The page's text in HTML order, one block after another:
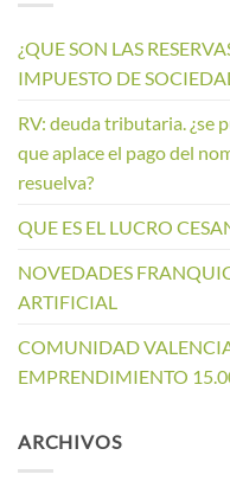
¿QUE SON LAS
IMPUESTO DE
RV: deuda tributaria. ¿se
que aplace el pago del
resuelva?
QUE ES EL LUCRO
NOVEDADES
ARTIFICIAL
COMUNIDAD
EMPRENDIMIENTO
ARCHIVOS